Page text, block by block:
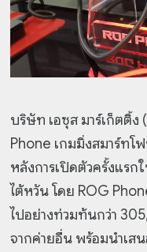
บริษัท เอซุส มาร์เก็ตติ้ง
Phone เกมมิ่งสมาร์ทโ
หลังการเปิดตัวครั้งแร
ไต้หวัน โดย ROG
ไปอย่างท่วมท้นกว่า
จากค่ายอื่น พร้อมนำเ